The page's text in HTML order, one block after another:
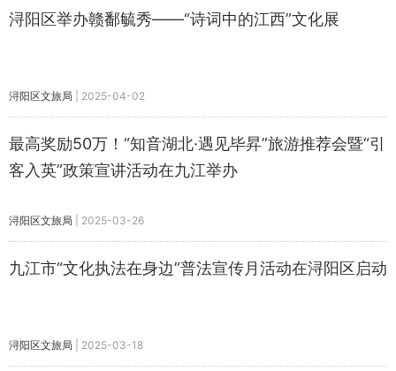
浔阳区举办赣鄱毓秀——“诗词中的江西”文化展
浔阳区文旅局 2025-04-02
最高奖励50万！“知音湖北·遇见毕昇”旅游推荐会暨“引
客入英”政策宣讲活动在九江举办
浔阳区文旅局 2025-03-26
九江市“文化执法在身边”普法宣传月活动在浔阳区启动
浔阳区文旅局 2025-03-18